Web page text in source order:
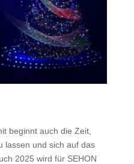
beginnt auch die Zeit,
lassen und sich auf das
2025 wird für SEHON